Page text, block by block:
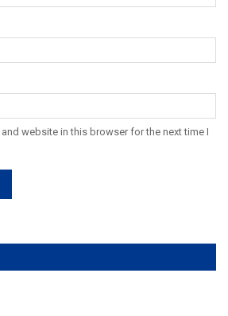
and website in this browser for the next time I